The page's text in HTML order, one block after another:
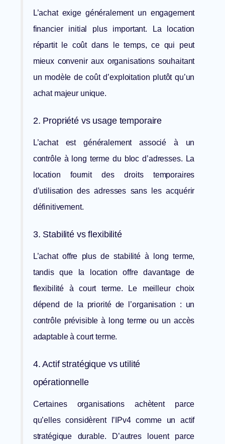
L’achat exige généralement un engagement
financier initial plus important. La location
répartit le coût dans le temps, ce qui peut
mieux convenir aux organisations souhaitant
un modèle de coût d’exploitation plutôt qu’un
achat majeur unique.
2. Propriété vs usage temporaire
L’achat est généralement associé à un
contrôle à long terme du bloc d’adresses. La
location fournit des droits temporaires
d’utilisation des adresses sans les acquérir
définitivement.
3. Stabilité vs flexibilité
L’achat offre plus de stabilité à long terme,
tandis que la location offre davantage de
flexibilité à court terme. Le meilleur choix
dépend de la priorité de l’organisation : un
contrôle prévisible à long terme ou un accès
adaptable à court terme.
4. Actif stratégique vs utilité
opérationnelle
Certaines organisations achètent parce
qu’elles considèrent l’IPv4 comme un actif
stratégique durable. D’autres louent parce